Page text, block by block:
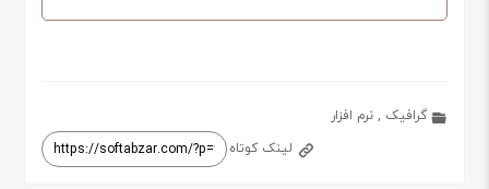
گرافیک ,نرم افزار
لینک کوتاه